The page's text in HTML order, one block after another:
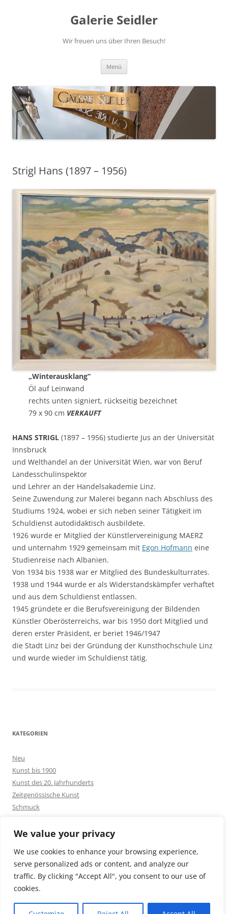
We value your privacy
We use cookies to enhance your browsing experience,
serve personalized ads or content, and analyze our
traffic. By clicking "Accept All", you consent to our use of
cookies.
Galerie Seidler
Wir freuen uns über Ihren Besuch!
Menü
Strigl Hans (1897 – 1956)
„Winterausklang“
Öl auf Leinwand
rechts unten signiert, rückseitig bezeichnet
79 x 90 cm VERKAUFT
HANS STRIGL (1897 – 1956) studierte Jus an der Universität
Innsbruck
und Welthandel an der Universität Wien, war von Beruf
Landesschulinspektor
und Lehrer an der Handelsakademie Linz.
Seine Zuwendung zur Malerei begann nach Abschluss des
Studiums 1924, wobei er sich neben seiner Tätigkeit im
Schuldienst autodidaktisch ausbildete.
1926 wurde er Mitglied der Künstlervereinigung MAERZ
und unternahm 1929 gemeinsam mit Egon Hofmann eine
Studienreise nach Albanien.
Von 1934 bis 1938 war er Mitglied des Bundeskulturrates.
1938 und 1944 wurde er als Widerstandskämpfer verhaftet
und aus dem Schuldienst entlassen.
1945 gründete er die Berufsvereinigung der Bildenden
Künstler Oberösterreichs, war bis 1950 dort Mitglied und
deren erster Präsident, er beriet 1946/1947
die Stadt Linz bei der Gründung der Kunsthochschule Linz
und wurde wieder im Schuldienst tätig.
KATEGORIEN
Neu
Kunst bis 1900
Kunst des 20. Jahrhunderts
Zeitgenössische Kunst
Schmuck
Silberschmuck
Sonstiges